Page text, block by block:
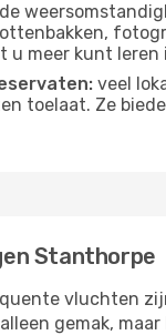
u meer kunt leren
veel
toelaat. Ze
Stanthorpe
vluchten
gemak,